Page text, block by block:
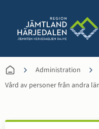
Administration
Vård av personer från andra